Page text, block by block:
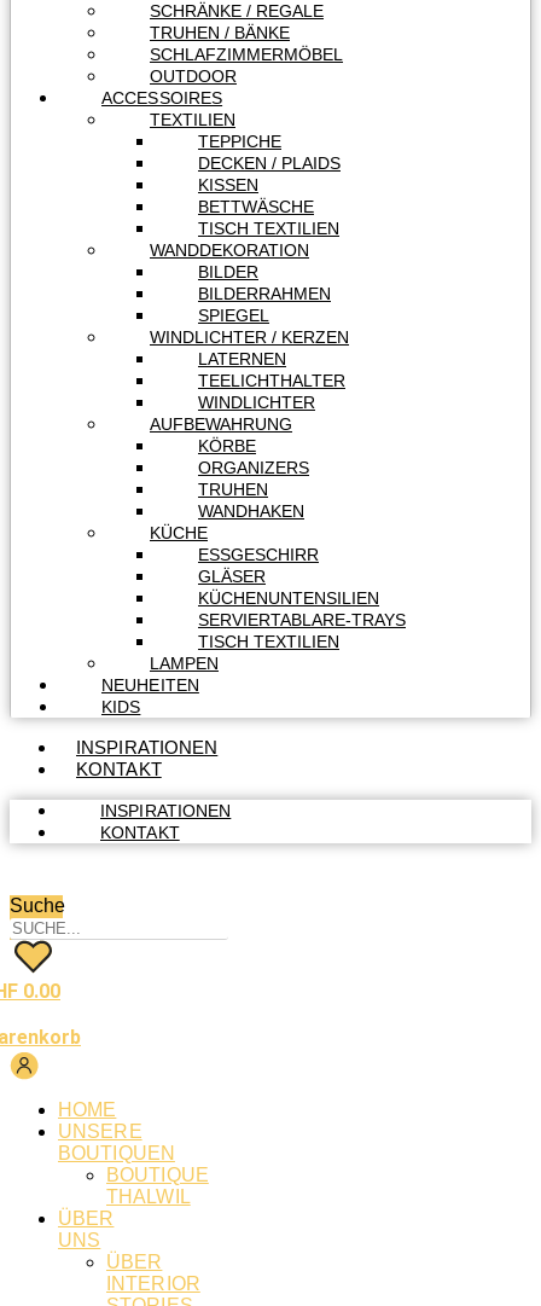
SCHRÄNKE / REGALE
TRUHEN / BÄNKE
SCHLAFZIMMERMÖBEL
OUTDOOR
ACCESSOIRES
TEXTILIEN
TEPPICHE
DECKEN / PLAIDS
KISSEN
BETTWÄSCHE
TISCH TEXTILIEN
WANDDEKORATION
BILDER
BILDERRAHMEN
SPIEGEL
WINDLICHTER / KERZEN
LATERNEN
TEELICHTHALTER
WINDLICHTER
AUFBEWAHRUNG
KÖRBE
ORGANIZERS
TRUHEN
WANDHAKEN
KÜCHE
ESSGESCHIRR
GLÄSER
KÜCHENUNTENSILIEN
SERVIERTABLARE-TRAYS
TISCH TEXTILIEN
LAMPEN
NEUHEITEN
KIDS
INSPIRATIONEN
KONTAKT
INSPIRATIONEN
KONTAKT
Suche
0.00
HOME
UNSERE
BOUTIQUEN
BOUTIQUE
THALWIL
ÜBER
UNS
ÜBER
INTERIOR